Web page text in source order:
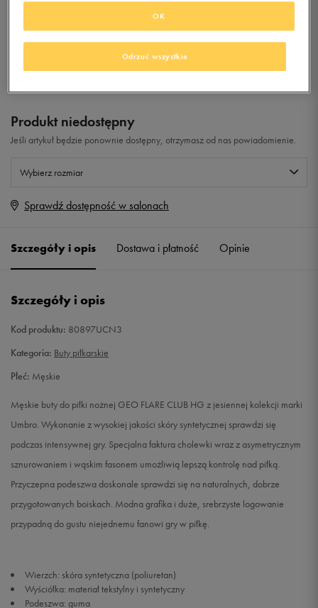
59,99złz Vat
KLUBIE 50 STYLE
Produkt niedostępny
Jeśli artykuł będzie ponownie dostępny, otrzymasz od nas powiadomienie.
Wybierz rozmiar
Rozmiary EU
42,5 27 cm
43
44 28,5 cm Powiadom o dostępności
28,5 cm
45 Powiadom o dostępności
45,5 29,5 cm Powiadom o dostępności
Sprawdź dostępność w salonach
Szczegóły i opis Dostawa i płatność Opinie
Szczegóły i opis
Kod produktu: 80897UCN3
Kategoria: Buty piłkarskie
Płeć: Męskie
Męskie buty do piłki nożnej GEO FLARE CLUB HG z jesiennej kolekcji marki
Umbro. Wykonanie z wysokiej jakości skóry syntetycznej sprawdzi się
podczas intensywnej gry. Specjalna faktura cholewki wraz z asymetrycznym
sznurowaniem i wąskim fasonem umożliwią lepszą kontrolę nad piłką.
Przyczepna podeszwa doskonale sprawdzi się na naturalnych, dobrze
przygotowanych boiskach. Modna grafika i duże, srebrzyste logowanie
przypadną do gustu niejednemu fanowi gry w piłkę.
Wierzch: skóra syntetyczna (poliuretan)
Wyściółka: materiał tekstylny i syntetyczny
Podeszwa: guma
Odrzuć wszystkie
OK